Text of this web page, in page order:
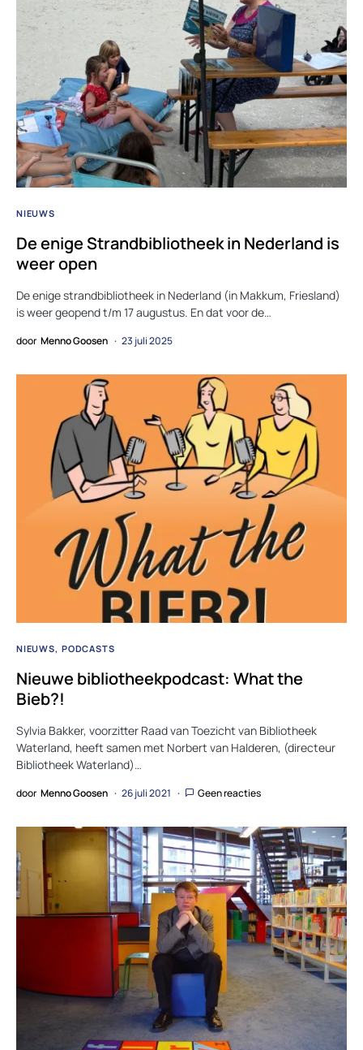
NIEUWS
De enige Strandbibliotheek in Nederland is
weer open
De enige strandbibliotheek in Nederland (in Makkum, Friesland)
is weer geopend t/m 17 augustus. En dat voor de…
door Menno Goosen 23 juli 2025
NIEUWS PODCASTS
Nieuwe bibliotheekpodcast: What the
Bieb?!
Sylvia Bakker, voorzitter Raad van Toezicht van Bibliotheek
Waterland, heeft samen met Norbert van Halderen, (directeur
Bibliotheek Waterland)…
door Menno Goosen 26 juli 2021 Geen reacties